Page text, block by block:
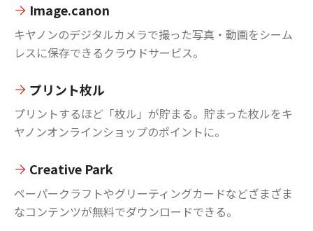
Image.canon
キヤノンのデジタルカメラで撮った写真・動画をシーム
レスに保存できるクラウドサービス。
プリント枚ル
プリントするほど「枚ル」が貯まる。貯まった枚ルをキ
ヤノンオンラインショップのポイントに。
Creative Park
ペーパークラフトやグリーティングカードなどざまざま
なコンテンツが無料でダウンロードできる。